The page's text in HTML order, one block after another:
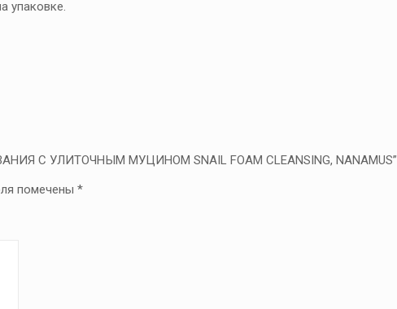
упаковке.
С УЛИТОЧНЫМ МУЦИНОМ SNAIL FOAM CLEANSING, NANAMUS”
помечены *